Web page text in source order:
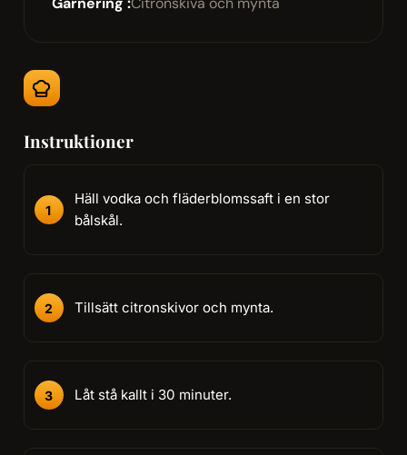
Instruktioner
Häll vodka och fläderblomssaft i en stor
bålskål.
Tillsätt citronskivor och mynta.
Låt stå kallt i 30 minuter.